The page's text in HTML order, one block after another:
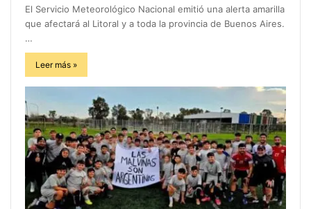
El Servicio Meteorológico Nacional emitió una alerta amarilla
que afectará al Litoral y a toda la provincia de Buenos Aires.
…
Leer más »